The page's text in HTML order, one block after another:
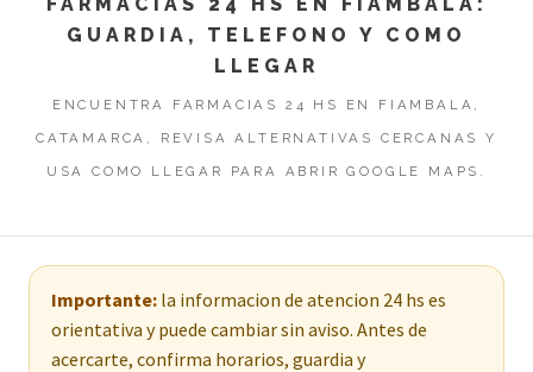
GUARDIA, TELEFONO Y COMO
LLEGAR
ENCUENTRA FARMACIAS 24 HS EN FIAMBALA,
CATAMARCA, REVISA ALTERNATIVAS CERCANAS Y
USA COMO LLEGAR PARA ABRIR GOOGLE MAPS.
Importante:la informacion de atencion 24 hs es
orientativa y puede cambiar sin aviso. Antes de
acercarte, confirma horarios, guardia y